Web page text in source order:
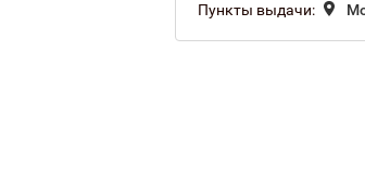
Пункты выдачи: